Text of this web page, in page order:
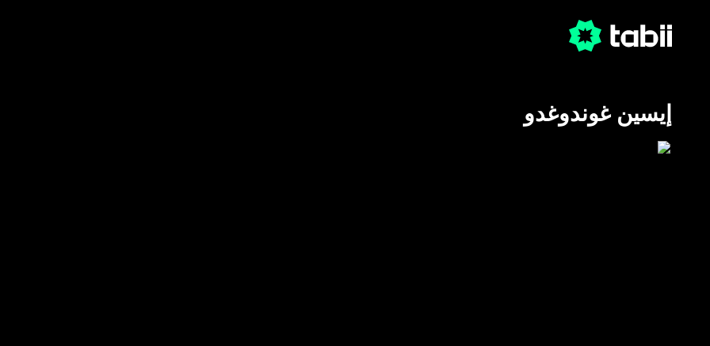
إيسين غوندوغدو